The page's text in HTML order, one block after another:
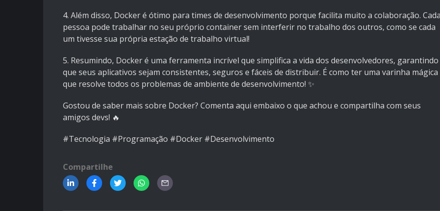
4️. Além disso, Docker é ótimo para times de desenvolvimento porque facilita muito a colaboração.
pessoa pode trabalhar no seu próprio container sem interferir no trabalho dos outros, como se cada
um tivesse sua própria estação de trabalho virtual!
5️. Resumindo, Docker é uma ferramenta incrível que simplifica a vida dos desenvolvedores, garantindo
que seus aplicativos sejam consistentes, seguros e fáceis de distribuir. É como ter uma varinha mágica
que resolve todos os problemas de ambiente de desenvolvimento! ✨
Gostou de saber mais sobre Docker? Comenta aqui embaixo o que achou e compartilha com seus
amigos devs! 🔥
#Tecnologia #Programação #Docker #Desenvolvimento
Compartilhe